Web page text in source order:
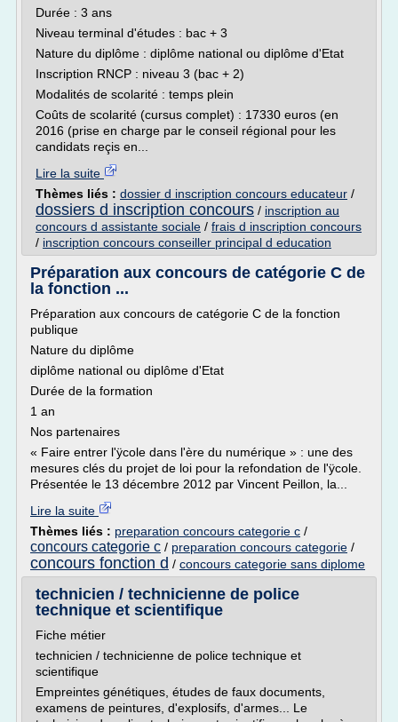
Durée : 3 ans
Niveau terminal d'études : bac + 3
Nature du diplôme : diplôme national ou diplôme d'Etat
Inscription RNCP : niveau 3 (bac + 2)
Modalités de scolarité : temps plein
Coûts de scolarité (cursus complet) : 17330 euros (en
2016 (prise en charge par le conseil régional pour les
candidats reçis en...
Lire la suite
Thèmes liés : dossier d inscription concours educateur /
dossiers d inscription concours / inscription au
concours d assistante sociale / frais d inscription concours
/ inscription concours conseiller principal d education
Préparation aux concours de catégorie C de
la fonction ...
Préparation aux concours de catégorie C de la fonction
publique
Nature du diplôme
diplôme national ou diplôme d'Etat
Durée de la formation
1 an
Nos partenaires
« Faire entrer l'ÿcole dans l'ère du numérique » : une des
mesures clés du projet de loi pour la refondation de l'ÿcole.
Présentée le 13 décembre 2012 par Vincent Peillon, la...
Lire la suite
Thèmes liés : preparation concours categorie c /
concours categorie c / preparation concours categorie /
concours fonction d / concours categorie sans diplome
technicien / technicienne de police
technique et scientifique
Fiche métier
technicien / technicienne de police technique et
scientifique
Empreintes génétiques, études de faux documents,
examens de peintures, d'explosifs, d'armes... Le